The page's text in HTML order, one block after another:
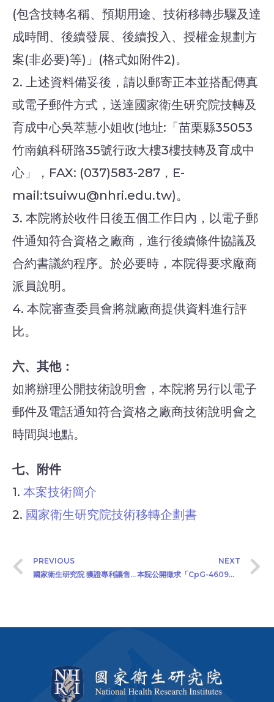
(包含技轉名稱、預期用途、技術移轉步驟及達
成時間、後續發展、後續投入、授權金規劃方
案(非必要)等)」(格式如附件2)。
2. 上述資料備妥後，請以郵寄正本並搭配傳真
或電子郵件方式，送達國家衛生研究院技轉及
育成中心吳萃慧小姐收(地址:「苗栗縣35053
竹南鎮科研路35號行政大樓3樓技轉及育成中
心」，FAX: (037)583-287，E-
mail:tsuiwu@nhri.edu.tw)。
3. 本院將於收件日後五個工作日內，以電子郵
件通知符合資格之廠商，進行後續條件協議及
合約書議約程序。於必要時，本院得要求廠商
派員說明。
4. 本院審查委員會將就廠商提供資料進行評
比。
六、其他：
如將辦理公開技術說明會，本院將另行以電子
郵件及電話通知符合資格之廠商技術說明會之
時間與地點。
七、附件
1. 本案技術簡介
2. 國家衛生研究院技術移轉企劃書
PREVIOUS
國家衛生研究院 獲證專利讓售公告 (2026/02/02)
NEXT
本院公開徵求「CpG-4609及/或CpG-2722寡脫氧核苷酸及其免疫組合物」產學合作或技術移轉廠商 (公告日期：2026/2/3)